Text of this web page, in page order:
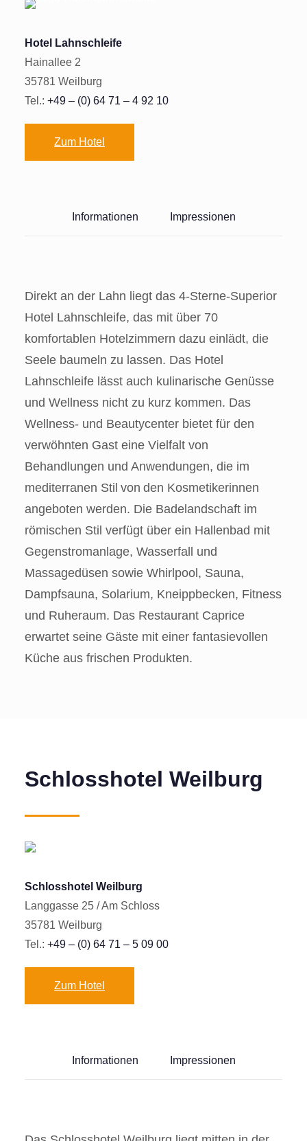
Hotel Lahnschleife
Hainallee 2
35781 Weilburg
Tel.: +49 – (0) 64 71 – 4 92 10
Zum Hotel
Informationen Impressionen
Direkt an der Lahn liegt das 4-Sterne-Superior
Hotel Lahnschleife, das mit über 70
komfortablen Hotelzimmern dazu einlädt, die
Seele baumeln zu lassen. Das Hotel
Lahnschleife lässt auch kulinarische Genüsse
und Wellness nicht zu kurz kommen. Das
Wellness- und Beautycenter bietet für den
verwöhnten Gast eine Vielfalt von
Behandlungen und Anwendungen, die im
mediterranen Stil von den Kosmetikerinnen
angeboten werden. Die Badelandschaft im
römischen Stil verfügt über ein Hallenbad mit
Gegenstromanlage, Wasserfall und
Massagedüsen sowie Whirlpool, Sauna,
Dampfsauna, Solarium, Kneippbecken, Fitness
und Ruheraum. Das Restaurant Caprice
erwartet seine Gäste mit einer fantasievollen
Küche aus frischen Produkten.
Schlosshotel Weilburg
Schlosshotel Weilburg
Langgasse 25 / Am Schloss
35781 Weilburg
Tel.: +49 – (0) 64 71 – 5 09 00
Zum Hotel
Informationen Impressionen